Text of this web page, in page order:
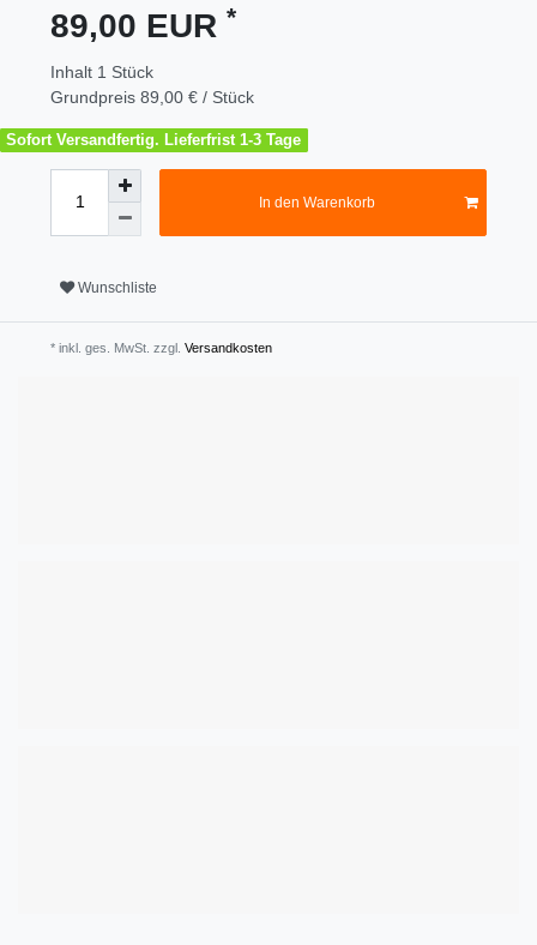
89,00 EUR *
Inhalt 1 Stück
Grundpreis 89,00 € / Stück
Sofort Versandfertig. Lieferfrist 1-3 Tage
In den Warenkorb
Wunschliste
* inkl. ges. MwSt. zzgl. Versandkosten